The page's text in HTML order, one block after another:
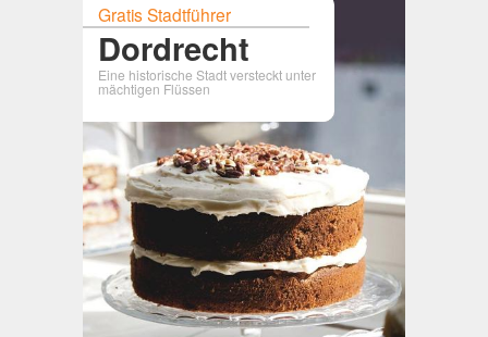
Gratis Stadtführer
Dordrecht
Eine historische Stadt versteckt unter
mächtigen Flüssen